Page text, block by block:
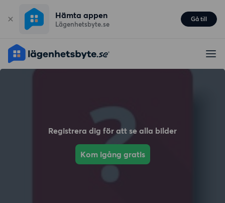
Hämta appen
Lägenhetsbyte.se
Gå till
Registrera dig för att se alla bilder
Kom igång gratis